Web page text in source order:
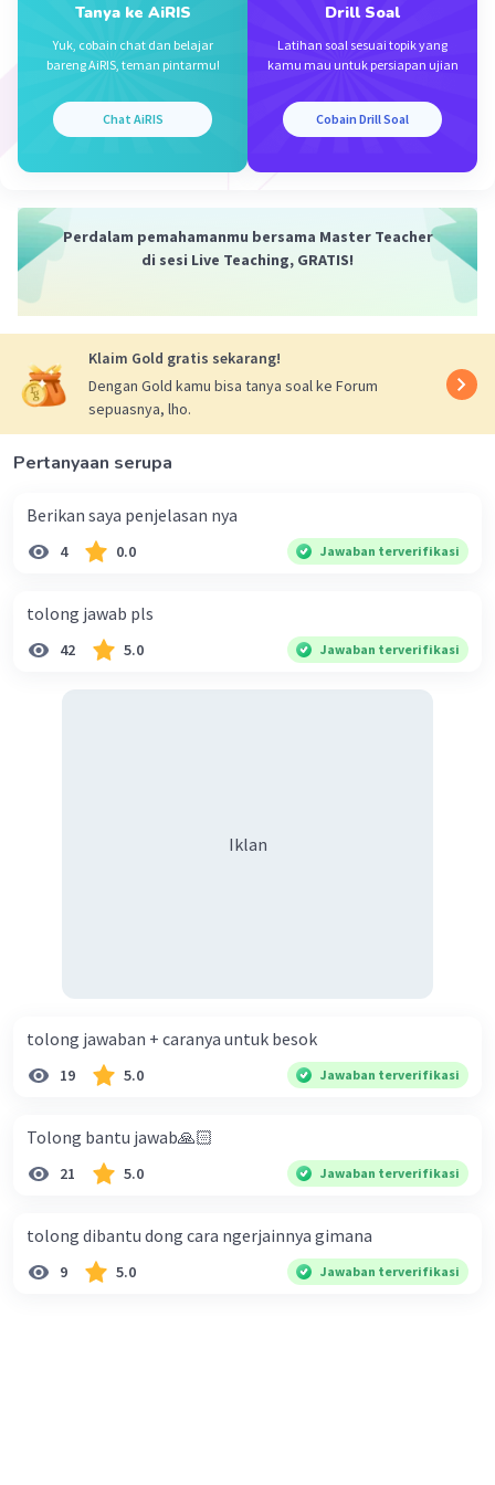
Tanya ke AiRIS
Yuk, cobain chat dan belajar
bareng AiRIS, teman pintarmu!
Chat AiRIS
Drill Soal
Latihan soal sesuai topik yang
kamu mau untuk persiapan ujian
Cobain Drill Soal
Perdalam pemahamanmu bersama Master Teacher
di sesi Live Teaching, GRATIS!
Klaim Gold gratis sekarang!
Dengan Gold kamu bisa tanya soal ke Forum
sepuasnya, lho.
Pertanyaan serupa
Berikan saya penjelasan nya
4 0.0 Jawaban terverifikasi
tolong jawab pls
42 5.0 Jawaban terverifikasi
Iklan
tolong jawaban + caranya untuk besok
19 5.0 Jawaban terverifikasi
Tolong bantu jawab🙏🏻
21 5.0 Jawaban terverifikasi
tolong dibantu dong cara ngerjainnya gimana
9 5.0 Jawaban terverifikasi